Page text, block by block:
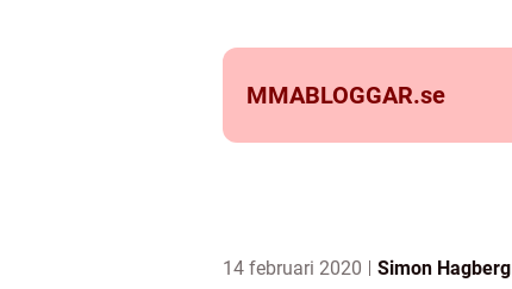
MMABLOGGAR.se
14 februari 2020 Simon Hagberg